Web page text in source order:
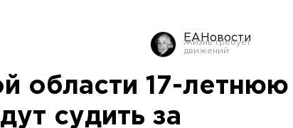
ЕАНовости
области 17-летнюю
судить за